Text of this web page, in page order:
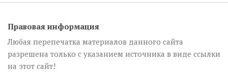
Правовая информация
Любая перепечатка материалов данного сайта
разрешена только с указанием источника в виде ссылки
на этот сайт!